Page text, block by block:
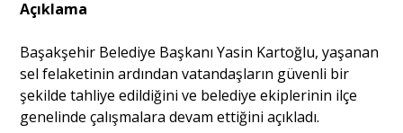
Açıklama
Başakşehir Belediye Başkanı Yasin Kartoğlu, yaşanan
sel felaketinin ardından vatandaşların güvenli bir
şekilde tahliye edildiğini ve belediye ekiplerinin ilçe
genelinde çalışmalara devam ettiğini açıkladı.